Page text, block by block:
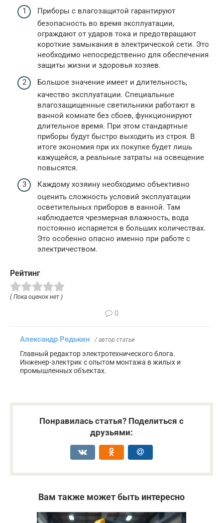
Приборы с влагозащитой гарантируют
безопасность во время эксплуатации,
ограждают от ударов тока и предотвращают
короткие замыкания в электрической сети. Это
необходимо непосредственно для обеспечения
защиты жизни и здоровья хозяев.
Большое значение имеет и длительность,
качество эксплуатации. Специальные
влагозащищенные светильники работают в
ванной комнате без сбоев, функционируют
длительное время. При этом стандартные
приборы будут быстро выходить из строя. В
итоге экономия при их покупке будет лишь
кажущейся, а реальные затраты на освещение
повысятся.
Каждому хозяину необходимо объективно
оценить сложность условий эксплуатации
осветительных приборов в ванной. Там
наблюдается чрезмерная влажность, вода
постоянно испаряется в больших количествах.
Это особенно опасно именно при работе с
электричеством.
Рейтинг
( Пока оценок нет )
0
Александр Редькин / автор статьи
Главный редактор электротехнического блога.
Инженер-электрик с опытом монтажа в жилых и
промышленных объектах.
Понравилась статья? Поделиться с
друзьями:
Вам также может быть интересно